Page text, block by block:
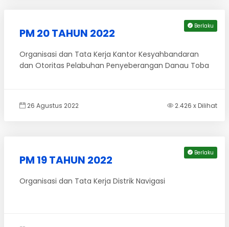
Berlaku
PM 20 TAHUN 2022
Organisasi dan Tata Kerja Kantor Kesyahbandaran
dan Otoritas Pelabuhan Penyeberangan Danau Toba
26 Agustus 2022 2.426 x Dilihat
Berlaku
PM 19 TAHUN 2022
Organisasi dan Tata Kerja Distrik Navigasi